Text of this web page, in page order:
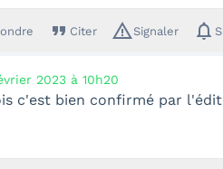
format_quote Citer warning_amberSignaler notifications
2023 à 10h20
c'est bien confirmé par